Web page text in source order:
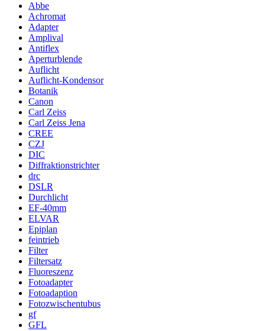
Abbe
Achromat
Adapter
Amplival
Antiflex
Aperturblende
Auflicht
Auflicht-Kondensor
Botanik
Canon
Carl Zeiss
Carl Zeiss Jena
CREE
CZJ
DIC
Diffraktionstrichter
drc
DSLR
Durchlicht
EF-40mm
ELVAR
Epiplan
feintrieb
Filter
Filtersatz
Fluoreszenz
Fotoadapter
Fotoadaption
Fotozwischentubus
gf
GFL